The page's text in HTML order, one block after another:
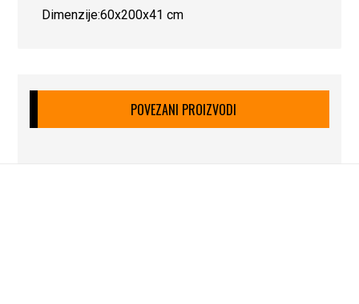
Dimenzije:60x200x41 cm
POVEZANI PROIZVODI